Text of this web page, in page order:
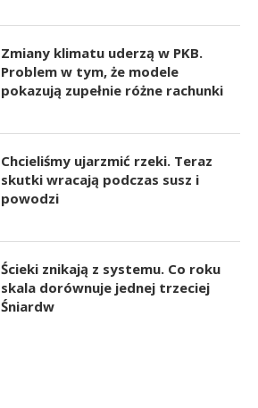
Zmiany klimatu uderzą w PKB.
Problem w tym, że modele
pokazują zupełnie różne rachunki
Chcieliśmy ujarzmić rzeki. Teraz
skutki wracają podczas susz i
powodzi
Ścieki znikają z systemu. Co roku
skala dorównuje jednej trzeciej
Śniardw